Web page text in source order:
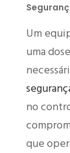
Um
uma
no
que